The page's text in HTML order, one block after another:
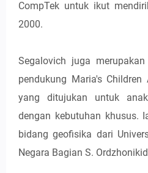
CompTek untuk ikut
2000.
Segalovich juga
pendukung Maria's
yang ditujukan untuk
dengan kebutuhan khusus.
bidang geofisika dari
Negara Bagian S.